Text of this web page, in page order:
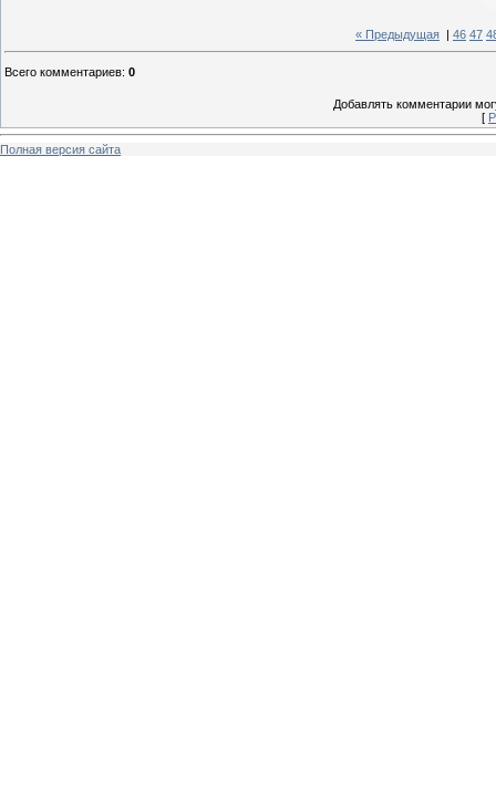
« Предыдущая 46 47
Всего комментариев: 0
Добавлять комментарии
[
Полная версия сайта